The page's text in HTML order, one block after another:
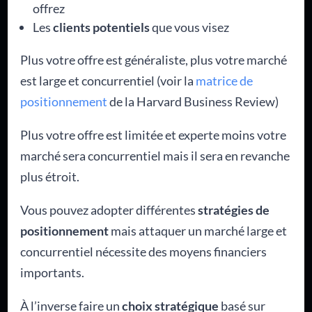
offrez
Lesclients potentielsque vous visez
Plus votre offre est généraliste, plus votre marché
est large et concurrentiel (voir la matrice de
positionnementde la Harvard Business Review)
Plus votre offre est limitée et experte moins votre
marché sera concurrentiel mais il sera en revanche
plus étroit.
Vous pouvez adopter différentesstratégies de
positionnementmais attaquer un marché large et
concurrentiel nécessite des moyens financiers
importants.
À l’inverse faire unchoix stratégique basé sur